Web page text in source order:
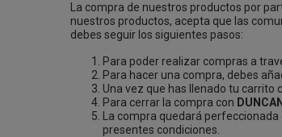
La compra de nuestros productos por
nuestros productos, acepta que las
debes seguir los siguientes pasos:
Para poder realizar compras a
Para hacer una compra, debes
Una vez que has llenado tu carrito
Para cerrar la compra con
La compra quedará
presentes condiciones.